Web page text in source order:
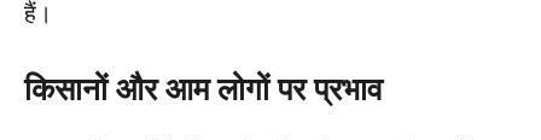
हैं।
किसानों और आम लोगों पर प्रभाव